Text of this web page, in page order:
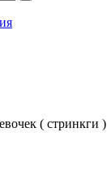
( стринкги )